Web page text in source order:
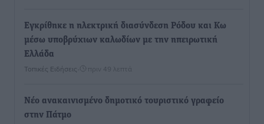
Εγκρίθηκε η ηλεκτρική διασύνδεση Ρόδου και Κω
μέσω υποβρύχιων καλωδίων με την ηπειρωτική
Ελλάδα
Τοπικές Ειδήσεις πριν 49 λεπτά
Νέο ανακαινισμένο δημοτικό τουριστικό γραφείο
στην Πάτμο